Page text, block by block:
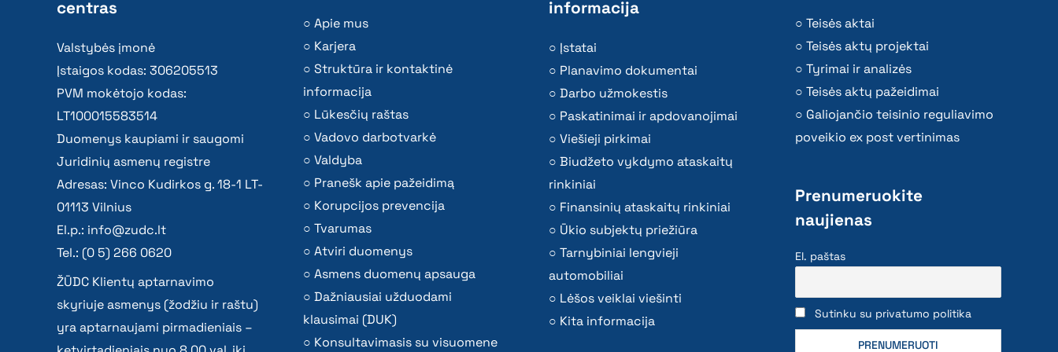
centras
Valstybės įmonė
Įstaigos kodas: 306205513
PVM mokėtojo kodas:
LT100015583514
Duomenys kaupiami ir saugomi
Juridinių asmenų registre
Adresas: Vinco Kudirkos g. 18-1 LT-
01113 Vilnius
El.p.: info@zudc.lt
Tel.: (0 5) 266 0620
ŽŪDC Klientų aptarnavimo
skyriuje asmenys (žodžiu ir raštu)
yra aptarnaujami pirmadieniais –
Apie mus
Karjera
Struktūra ir kontaktinė
informacija
Lūkesčių raštas
Vadovo darbotvarkė
Valdyba
Pranešk apie pažeidimą
Korupcijos prevencija
Tvarumas
Atviri duomenys
Asmens duomenų apsauga
Dažniausiai užduodami
klausimai (DUK)
Konsultavimasis su visuomene
informacija
Įstatai
Planavimo dokumentai
Darbo užmokestis
Paskatinimai ir apdovanojimai
Viešieji pirkimai
Biudžeto vykdymo ataskaitų
rinkiniai
Finansinių ataskaitų rinkiniai
Ūkio subjektų priežiūra
Tarnybiniai lengvieji
automobiliai
Lėšos veiklai viešinti
Kita informacija
Teisės aktai
Teisės aktų projektai
Tyrimai ir analizės
Teisės aktų pažeidimai
Galiojančio teisinio reguliavimo
poveikio ex post vertinimas
Prenumeruokite
naujienas
El. paštas
Sutinku su privatumo politika